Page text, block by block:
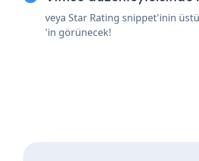
veya Star Rating snippet'inin
'in görünecek!